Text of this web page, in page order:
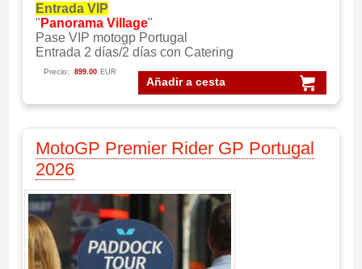
Entrada VIP
" Panorama Village"
Pase VIP motogp Portugal
Entrada 2 días/2 días con Catering
Añadir a cesta
Precio: 899.00 EUR
MotoGP Premier Rider GP Portugal
2026